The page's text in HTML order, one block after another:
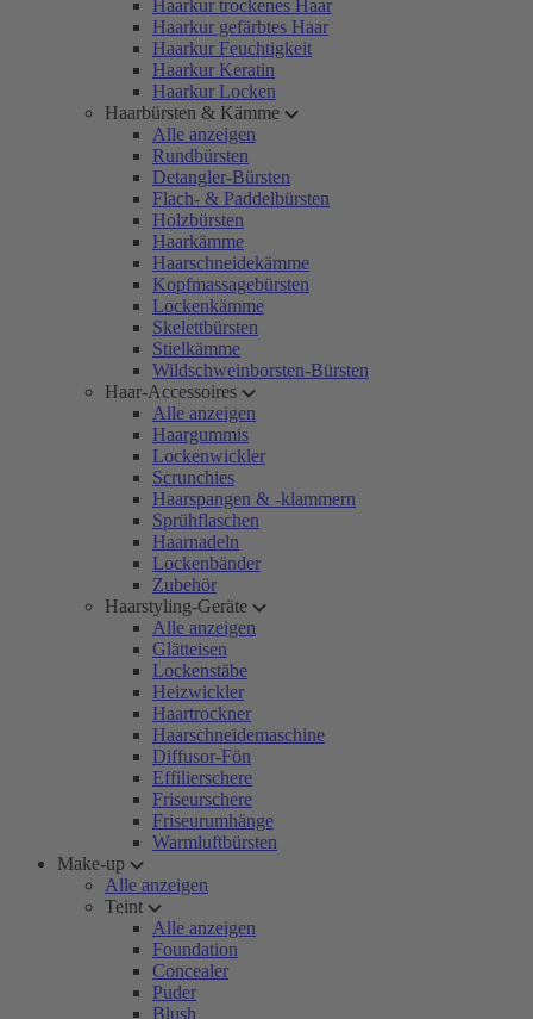
Haarkur trockenes Haar
Haarkur gefärbtes Haar
Haarkur Feuchtigkeit
Haarkur Keratin
Haarkur Locken
Haarbürsten & Kämme
Alle anzeigen
Rundbürsten
Detangler-Bürsten
Flach- & Paddelbürsten
Holzbürsten
Haarkämme
Haarschneidekämme
Kopfmassagebürsten
Lockenkämme
Skelettbürsten
Stielkämme
Wildschweinborsten-Bürsten
Haar-Accessoires
Alle anzeigen
Haargummis
Lockenwickler
Scrunchies
Haarspangen & -klammern
Sprühflaschen
Haarnadeln
Lockenbänder
Zubehör
Haarstyling-Geräte
Alle anzeigen
Glätteisen
Lockenstäbe
Heizwickler
Haartrockner
Haarschneidemaschine
Diffusor-Fön
Effilierschere
Friseurschere
Friseurumhänge
Warmluftbürsten
Make-up
Alle anzeigen
Teint
Alle anzeigen
Foundation
Concealer
Puder
Blush